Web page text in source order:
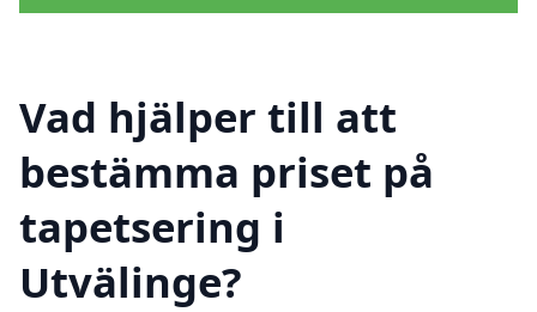
Vad hjälper till att
bestämma priset på
tapetsering i
Utvälinge?